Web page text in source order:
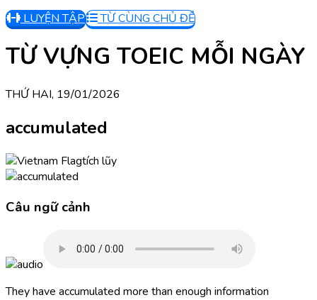
LUYỆN TẬP
TỪ CÙNG CHỦ ĐỀ
TỪ VỰNG TOEIC MỖI NGÀY
THỨ HAI, 19/01/2026
accumulated
tích lũy
Câu ngữ cảnh
They have accumulated more than enough information